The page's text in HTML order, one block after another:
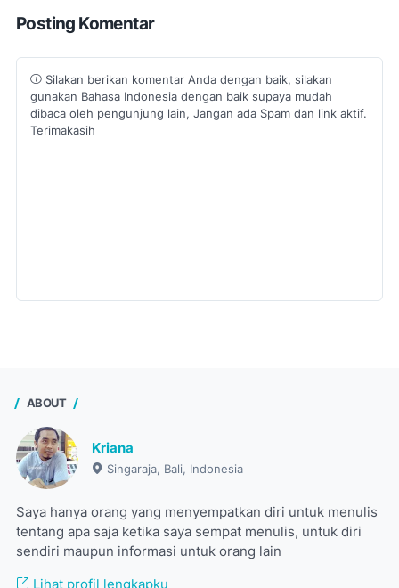
Posting Komentar
Silakan berikan komentar Anda dengan baik, silakan
gunakan Bahasa Indonesia dengan baik supaya mudah
dibaca oleh pengunjung lain, Jangan ada Spam dan link aktif.
Terimakasih
ABOUT
Kriana
Singaraja, Bali, Indonesia
Saya hanya orang yang menyempatkan diri untuk menulis
tentang apa saja ketika saya sempat menulis, untuk diri
sendiri maupun informasi untuk orang lain
Lihat profil lengkapku